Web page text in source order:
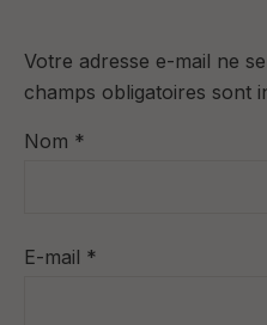
Votre adresse e-mail ne
champs obligatoires sont
Nom *
E-mail *